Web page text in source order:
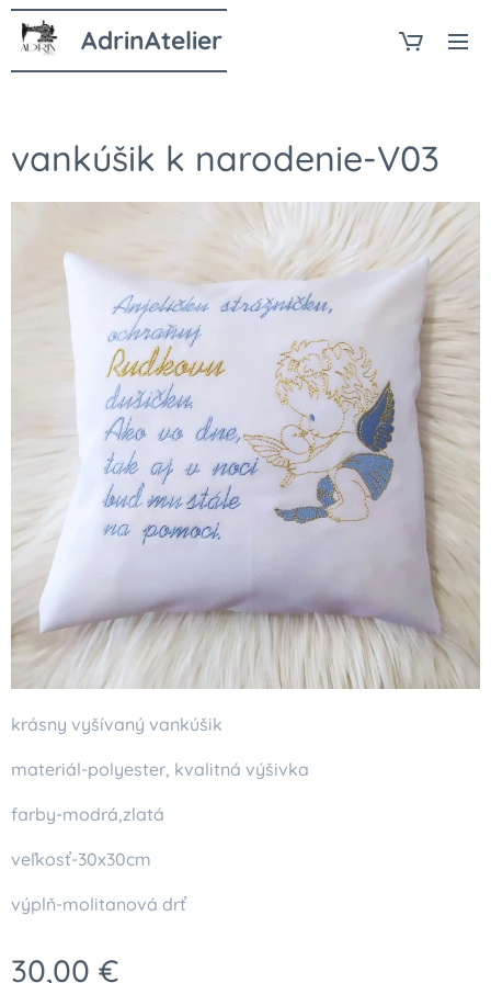
AdrinAtelier
vankúšik k narodenie-V03
krásny vyšívaný vankúšik
materiál-polyester, kvalitná výšivka
farby-modrá,zlatá
veľkosť-30x30cm
výplň-molitanová drť
30,00 €